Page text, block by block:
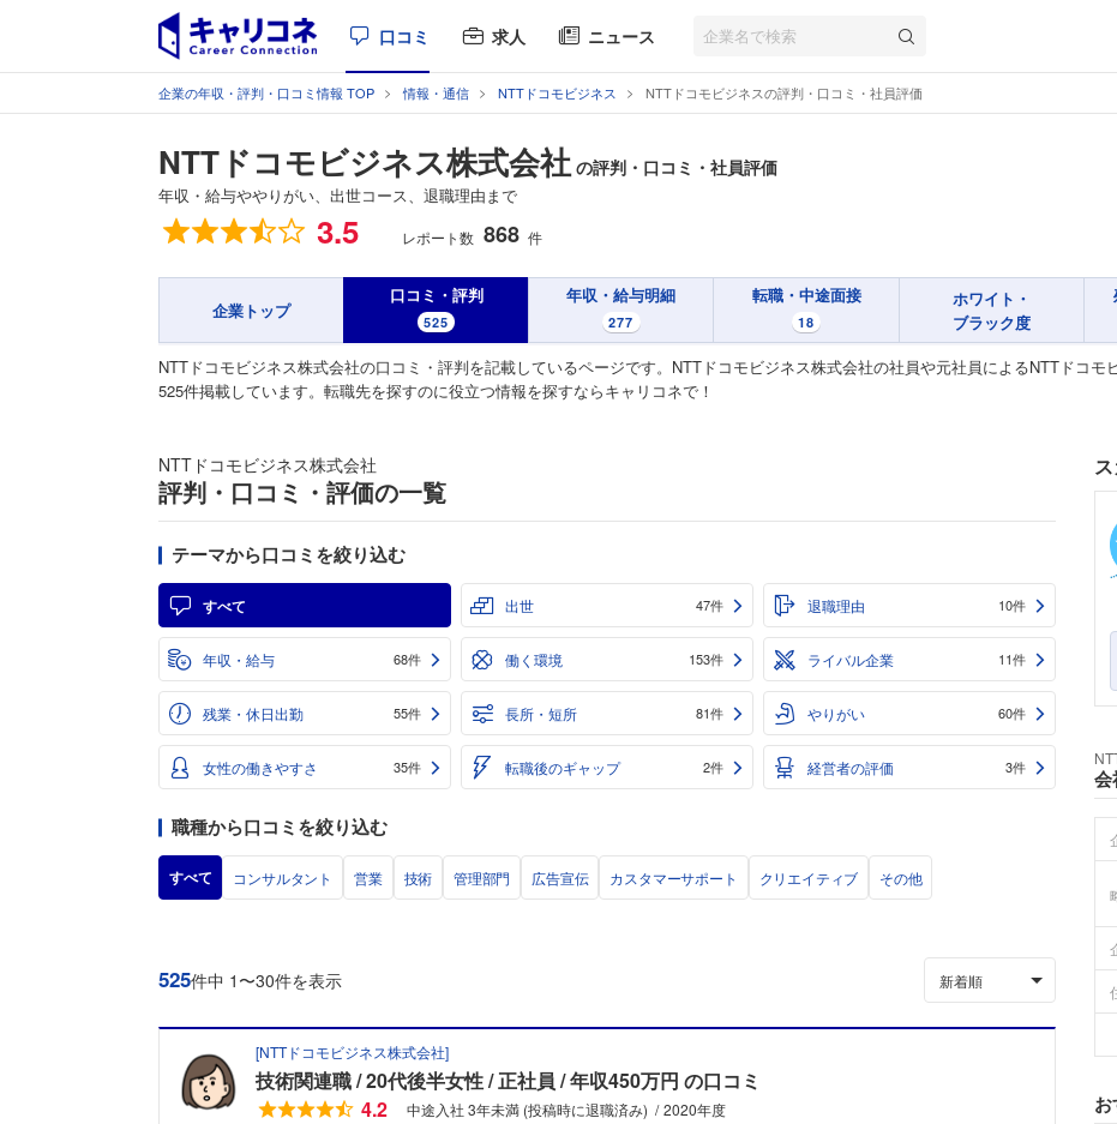
口コミ 求人 ニュース
企業の年収・評判・口コミ情報 TOP 情報・通信 NTTドコモビジネス NTTドコモビジネスの評判・口コミ・社員評価
NTTドコモビジネス株式会社 の評判・口コミ・社員評価
年収・給与ややりがい、出世コース、退職理由まで
総合評価 3.5 レポート数 868 件
企業トップ
口コミ・評判
525
年収・給与明細
277
転職・中途面接
18
ホワイト・
ブラック度
NTTドコモビジネス株式会社の口コミ・評判を記載しているページです。NTTドコモビジネス株式会社の社員や元社員によるNTTドコ
525件掲載しています。転職先を探すのに役立つ情報を探すならキャリコネで！
NTTドコモビジネス株式会社
評判・口コミ・評価の一覧
テーマから口コミを絞り込む
すべて 出世 47件 退職理由 10件
年収・給与 68件 働く環境 153件 ライバル企業 11件
残業・休日出勤 55件 長所・短所 81件 やりがい 60件
女性の働きやすさ 35件 転職後のギャップ 2件 経営者の評価 3件
職種から口コミを絞り込む
すべて コンサルタント 営業 技術 管理部門 広告宣伝 カスタマーサポート クリエイティブ その他
525件中 1〜30件を表示 新着順
[NTTドコモビジネス株式会社]
技術関連職 20代後半女性 正社員 年収450万円 の口コミ
4.2
中途入社 3年未満 (投稿時に退職済み) 2020年度
会